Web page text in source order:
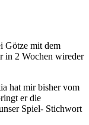
Götze mit dem
in 2 Wochen wireder
hat mir bisher vom
er die
Spiel- Stichwort